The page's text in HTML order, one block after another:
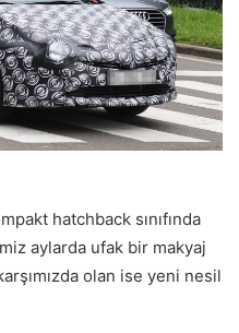
hatchback sınıfında
aylarda ufak bir makyaj
olan ise yeni nesil